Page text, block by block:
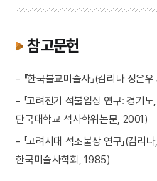
참고문헌
- 『한국불교미술사』(김리나 정은
- 「고려전기 석불입상 연구: 경기도
단국대학교 석사학위논문, 2001)
- 「고려시대 석조불상 연구」(김리나
한국미술사학회, 1985)